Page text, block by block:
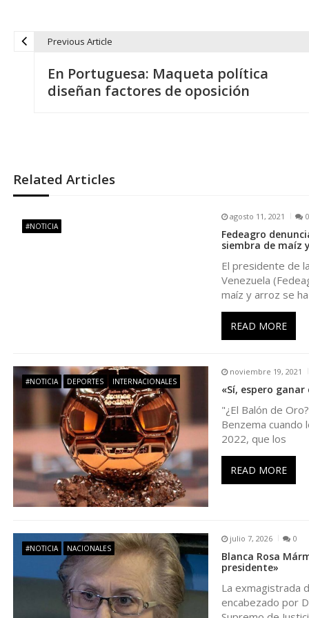
g
a
n
e
e
n
t
r
Previous Article
En Portuguesa: Maqueta política
diseñan factores de oposición
Related Articles
#NOTICIA
agosto 11, 2021 0
Fedeagro
siembra de maíz
El presidente de
Venezuela
maíz y arroz se
READ MORE
#NOTICIA DEPORTES INTERNACIONALES
noviembre 19, 2021
«Sí, espero ganar
"¿El Balón de
Benzema cuando
2022, que los
READ MORE
#NOTICIA NACIONALES
julio 7, 2026 0
Blanca Rosa
presidente»
La exmagistrada
encabezado por